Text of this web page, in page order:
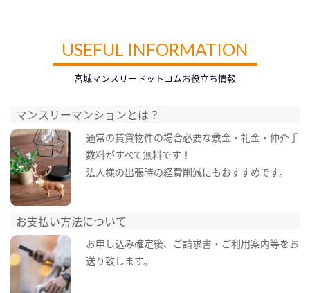
USEFUL INFORMATION
宮城マンスリードットコムお役立ち情報
マンスリーマンションとは？
通常の賃貸物件の場合必要な敷金・礼金・仲介手
数料がすべて無料です！
法人様の出張時の経費削減にもおすすめです。
お支払い方法について
お申し込み確定後、ご請求書・ご利用案内等をお
送り致します。